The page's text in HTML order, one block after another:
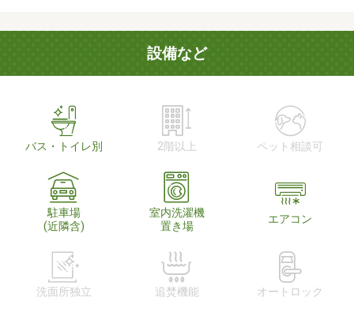
設備など
バス・トイレ別 2階以上 ペット相談可
駐車場
(近隣含)
室内洗濯機
置き場
エアコン
洗面所独立 追焚機能 オートロック